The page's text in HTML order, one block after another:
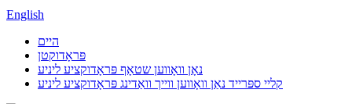
English
היים
פּראָדוקטן
נאָן וואָווען שטאָף פּראָדוקציע ליניע
קליי ספּרייד נאַן וואָווען ווייך וואַדינג פּראָדוקציע ליניע